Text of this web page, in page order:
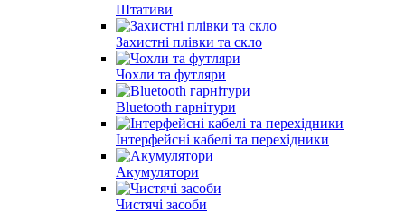
Штативи
Захистні плівки та скло
Чохли та футляри
Bluetooth гарнітури
Інтерфейсні кабелі та перехідники
Акумулятори
Чистячі засоби